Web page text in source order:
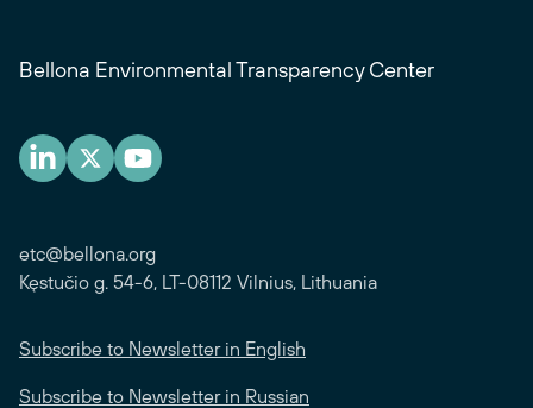
Bellona Environmental Transparency Center
etc@bellona.org
Kęstučio g. 54-6, LT-08112 Vilnius, Lithuania
Subscribe to Newsletter in English
Subscribe to Newsletter in Russian